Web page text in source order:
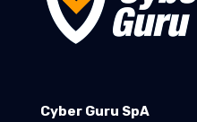
Cyber Guru SpA